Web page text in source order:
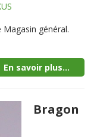
général.
En savoir plus...
Bragon